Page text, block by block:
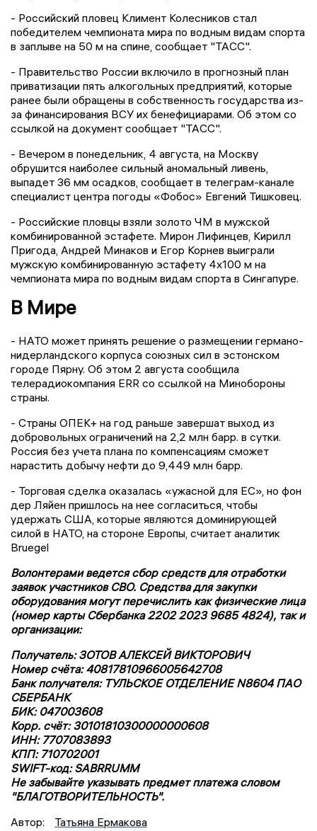
- Российский пловец Климент Колесников стал
победителем чемпионата мира по водным видам спорта
в заплыве на 50 м на спине, сообщает "ТАСС".
- Правительство России включило в прогнозный план
приватизации пять алкогольных предприятий, которые
ранее были обращены в собственность государства из-
за финансирования ВСУ их бенефициарами. Об этом со
ссылкой на документ сообщает "ТАСС".
- Вечером в понедельник, 4 августа, на Москву
обрушится наиболее сильный аномальный ливень,
выпадет 36 мм осадков, сообщает в телеграм-канале
специалист центра погоды «Фобос» Евгений Тишковец.
- Российские пловцы взяли золото ЧМ в мужской
комбинированной эстафете. Мирон Лифинцев, Кирилл
Пригода, Андрей Минаков и Егор Корнев выиграли
мужскую комбинированную эстафету 4х100 м на
чемпионата мира по водным видам спорта в Сингапуре.
В Мире
- НАТО может принять решение о размещении германо-
нидерландского корпуса союзных сил в эстонском
городе Пярну. Об этом 2 августа сообщила
телерадиокомпания ERR со ссылкой на Минобороны
страны.
- Страны ОПЕК+ на год раньше завершат выход из
добровольных ограничений на 2,2 млн барр. в сутки.
Россия без учета плана по компенсациям сможет
нарастить добычу нефти до 9,449 млн барр.
- Торговая сделка оказалась «ужасной для ЕС», но фон
дер Ляйен пришлось на нее согласиться, чтобы
удержать США, которые являются доминирующей
силой в НАТО, на стороне Европы, считает аналитик
Bruegel
Волонтерами ведется сбор средств для отработки
заявок участников СВО. Средства для закупки
оборудования могут перечислить как физические лица
(номер карты Сбербанка 2202 2023 9685 4824), так и
организации:
Получатель: ЗОТОВ АЛЕКСЕЙ ВИКТОРОВИЧ
Номер счёта: 40817810966005642708
Банк получателя: ТУЛЬСКОЕ ОТДЕЛЕНИЕ N8604 ПАО
СБЕРБАНК
БИК: 047003608
Корр. счёт: 30101810300000000608
ИНН: 7707083893
КПП: 710702001
SWIFT-код: SABRRUMM
Не забывайте указывать предмет платежа словом
"БЛАГОТВОРИТЕЛЬНОСТЬ".
Автор:
Татьяна Ермакова